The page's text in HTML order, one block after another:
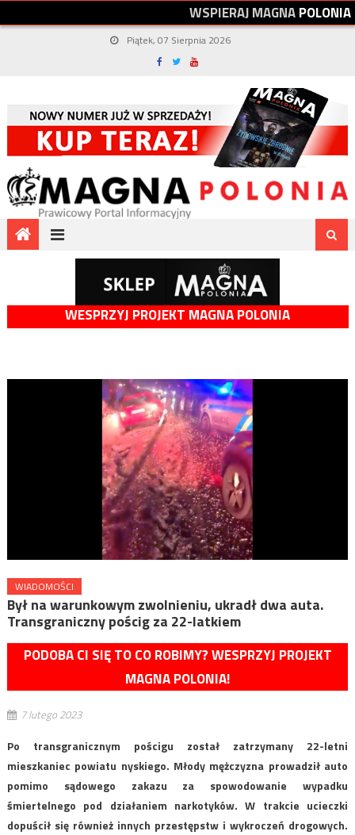
WSPIERAJMAGNAPOLONIA
Piątek, 07 Sierpnia 2026
WESPRZYJ PROJEKT MAGNA POLONIA
WIADOMOŚCI
Był na warunkowym zwolnieniu, ukradł dwa auta.
Transgraniczny pościg za 22-latkiem
PODOBA CI SIĘ TO CO ROBIMY? WESPRZYJ PROJEKT
MAGNA POLONIA!
7 lutego 2023
Po transgranicznym pościgu został zatrzymany 22-letni
mieszkaniec powiatu nyskiego. Młody mężczyzna prowadził auto
pomimo sądowego zakazu za spowodowanie wypadku
śmiertelnego pod działaniem narkotyków. W trakcie ucieczki
dopuścił się również innych przestępstw i wykroczeń drogowych.